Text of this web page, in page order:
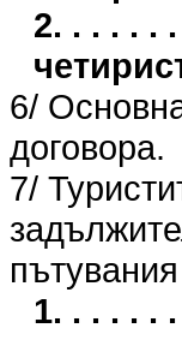
2. . . . . .
6/
договора.
7/
1. . . . . .